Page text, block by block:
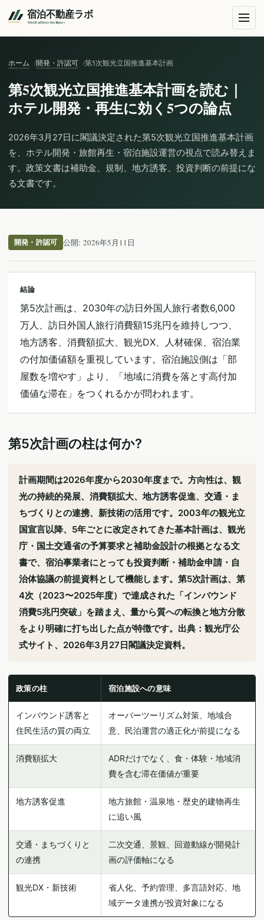
ホーム 開発・許認可 第5次観光立国推進基本計画
第5次観光立国推進基本計画を読む｜
ホテル開発・再生に効く5つの論点
2026年3月27日に閣議決定された第5次観光立国推進基本計画
を、ホテル開発・旅館再生・宿泊施設運営の視点で読み替えま
す。政策文書は補助金、規制、地方誘客、投資判断の前提にな
る文書です。
開発・許認可 公開:2026年5月11日
結論
第5次計画は、2030年の訪日外国人旅行者数6,000
万人、訪日外国人旅行消費額15兆円を維持しつつ、
地方誘客、消費額拡大、観光DX、人材確保、宿泊業
の付加価値額を重視しています。宿泊施設側は「部
屋数を増やす」より、「地域に消費を落とす高付加
価値な滞在」をつくれるかが問われます。
第5次計画の柱は何か?
計画期間は2026年度から2030年度まで。方向性は、観
光の持続的発展、消費額拡大、地方誘客促進、交通・ま
ちづくりとの連携、新技術の活用です。2003年の観光立
国宣言以降、5年ごとに改定されてきた基本計画は、観光
庁・国土交通省の予算要求と補助金設計の根拠となる文
書で、宿泊事業者にとっても投資判断・補助金申請・自
治体協議の前提資料として機能します。第5次計画は、第
4次（2023〜2025年度）で達成された「インバウンド
消費5兆円突破」を踏まえ、量から質への転換と地方分散
をより明確に打ち出した点が特徴です。出典：観光庁公
式サイト、2026年3月27日閣議決定資料。
政策の柱 宿泊施設への意味
インバウンド誘客と
住民生活の質の両立
オーバーツーリズム対策、地域合
意、民泊運営の適正化が前提になる
消費額拡大
ADRだけでなく、食・体験・地域消
費を含む滞在価値が重要
地方誘客促進
地方旅館・温泉地・歴史的建物再生
に追い風
交通・まちづくりと
の連携
二次交通、景観、回遊動線が開発計
画の評価軸になる
観光DX・新技術
省人化、予約管理、多言語対応、地
域データ連携が投資対象になる